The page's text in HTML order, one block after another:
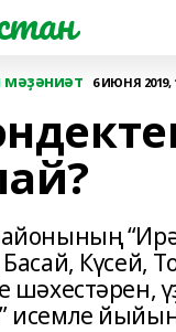
6 ИЮНЯ 2019,
Күсей,
шәхестәрен,
исемле